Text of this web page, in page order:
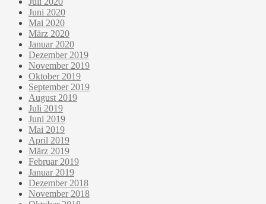
Juni 2020
Mai 2020
März 2020
Januar 2020
Dezember 2019
November 2019
Oktober 2019
September 2019
August 2019
Juli 2019
Juni 2019
Mai 2019
April 2019
März 2019
Februar 2019
Januar 2019
Dezember 2018
November 2018